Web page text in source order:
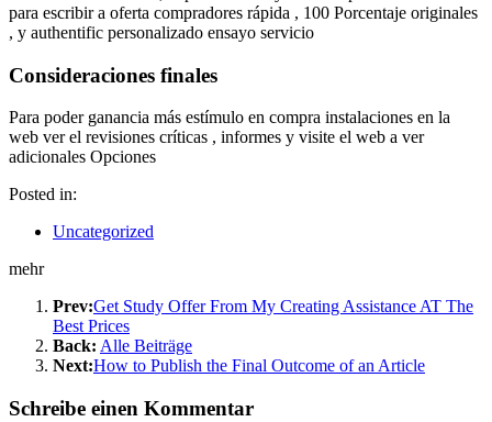
para escribir a oferta compradores rápida , 100 Porcentaje originales
, y authentific personalizado ensayo servicio
Consideraciones finales
Para poder ganancia más estímulo en compra instalaciones en la
web ver el revisiones críticas , informes y visite el web a ver
adicionales Opciones
Posted in:
Uncategorized
mehr
Prev:Get Study Offer From My Creating Assistance AT The
Best Prices
Back: Alle Beiträge
Next:How to Publish the Final Outcome of an Article
Schreibe einen Kommentar